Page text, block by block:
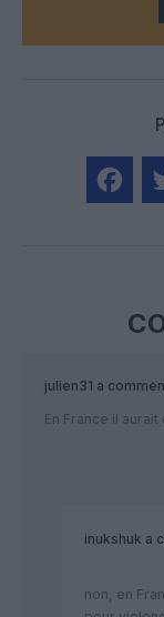
julien31 a
En France il
inukshuk a
non, en